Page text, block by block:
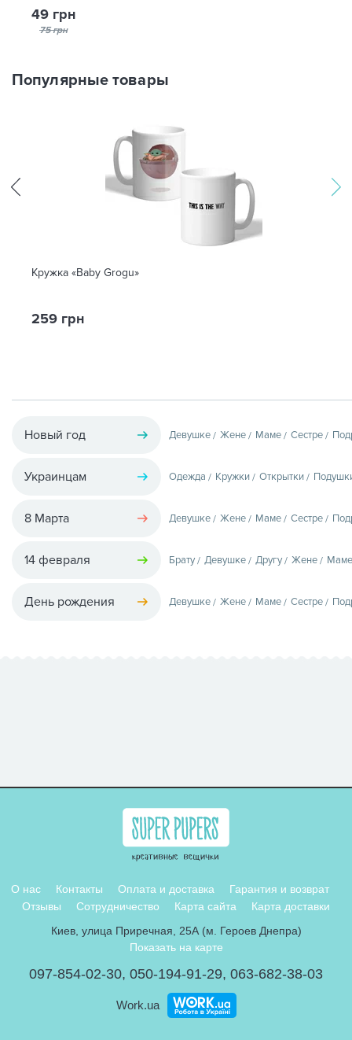
49 грн
75 грн
Популярные товары
Кружка «Baby Grogu»
259 грн
Новый год Девушке Жене Маме Сестре
Украинцам Одежда Кружки Открытки
8 Марта Девушке Жене Маме Сестре
14 февраля Брату Девушке Другу Жене Маме
День рождения Девушке Жене Маме Сестре
О нас Контакты Оплата и доставка
Гарантия и возврат
Отзывы
Сотрудничество Карта сайта
Карта доставки
Киев, улица Приречная, 25А (м. Героев Днепра)
Показать на карте
097-854-02-30, 050-194-91-29, 063-682-38-03
Work.ua